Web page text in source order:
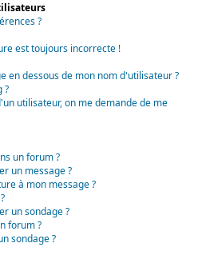
?
est toujours incorrecte !
en dessous de mon nom d'utilisateur ?
?
utilisateur, on me demande de me
un forum ?
un message ?
à mon message ?
un sondage ?
forum ?
sondage ?